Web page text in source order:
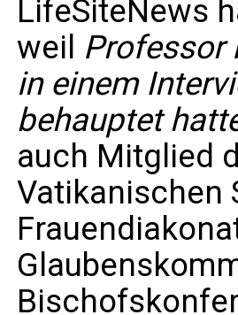
LifeSiteNews
weil Professor
in einem
behauptet
auch Mitglied
Vatikanischen